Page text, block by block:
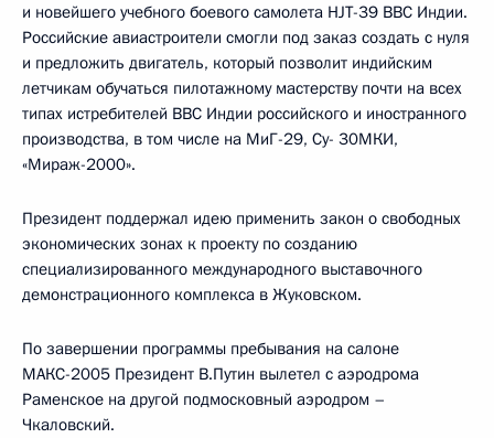
и новейшего учебного боевого самолета HJT-39 ВВС Индии.
Российские авиастроители смогли под заказ создать с нуля
и предложить двигатель, который позволит индийским
летчикам обучаться пилотажному мастерству почти на всех
типах истребителей ВВС Индии российского и иностранного
производства, в том числе на МиГ-29, Су- 30МКИ,
«Мираж-2000».
Президент поддержал идею применить закон о свободных
экономических зонах к проекту по созданию
специализированного международного выставочного
демонстрационного комплекса в Жуковском.
По завершении программы пребывания на салоне
МАКС-2005 Президент В.Путин вылетел с аэродрома
Раменское на другой подмосковный аэродром –
Чкаловский.